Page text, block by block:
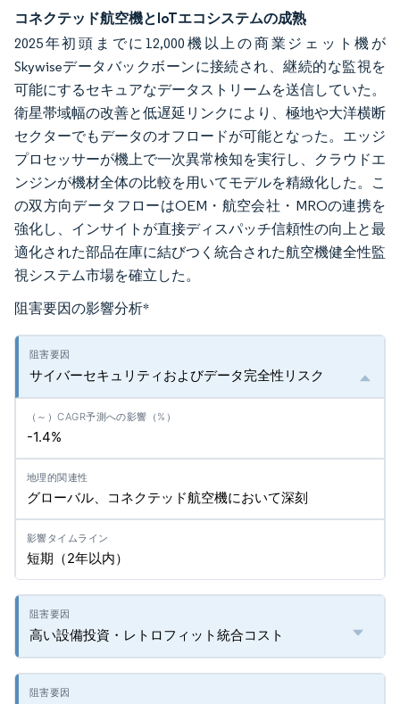
コネクテッド航空機とIoTエコシステムの成熟
2025年初頭までに12,000機以上の商業ジェット機が
Skywiseデータバックボーンに接続され、継続的な監視を
可能にするセキュアなデータストリームを送信していた。
衛星帯域幅の改善と低遅延リンクにより、極地や大洋横断
セクターでもデータのオフロードが可能となった。エッジ
プロセッサーが機上で一次異常検知を実行し、クラウドエ
ンジンが機材全体の比較を用いてモデルを精緻化した。こ
の双方向データフローはOEM・航空会社・MROの連携を
強化し、インサイトが直接ディスパッチ信頼性の向上と最
適化された部品在庫に結びつく統合された航空機健全性監
視システム市場を確立した。
阻害要因の影響分析*
サイバーセキュリティおよびデータ完全性リスク
-1.4%
グローバル、コネクテッド航空機において深刻
短期（2年以内）
高い設備投資・レトロフィット統合コスト